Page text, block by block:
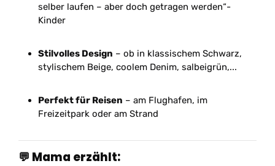
selber laufen – aber doch getragen werden“-
Kinder
Stilvolles Design – ob in klassischem Schwarz,
stylischem Beige, coolem Denim, salbeigrün,...
Perfekt für Reisen – am Flughafen, im
Freizeitpark oder am Strand
💬 Mama erzählt: